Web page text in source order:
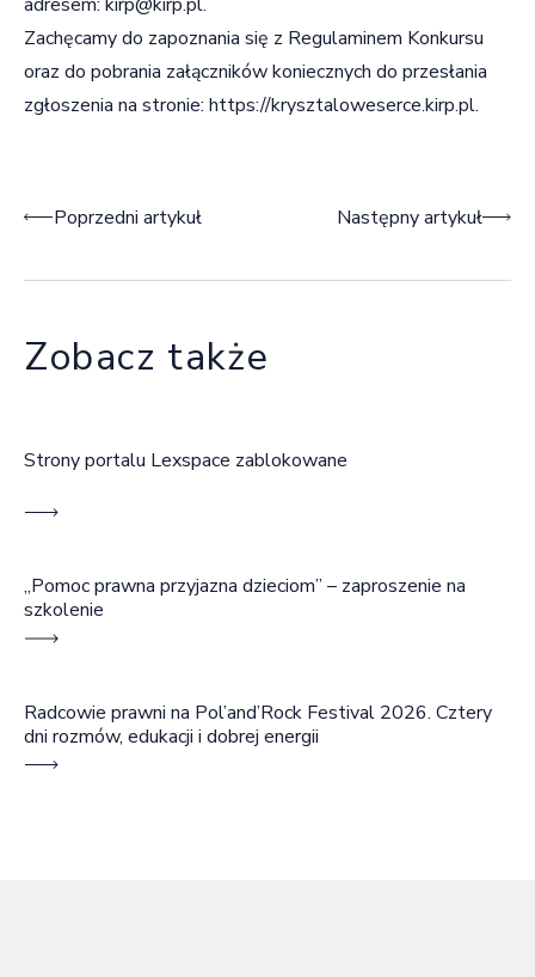
Zachęcamy do zapoznania się z Regulaminem Konkursu
oraz do pobrania załączników koniecznych do przesłania
zgłoszenia na stronie: https://krysztaloweserce.kirp.pl.
Nawigacja wpisu
Poprzedni artykuł Następny artykuł
Zobacz także
Strony portalu Lexspace zablokowane
„Pomoc prawna przyjazna dzieciom” – zaproszenie na
szkolenie
Radcowie prawni na Pol’and’Rock Festival 2026. Cztery
dni rozmów, edukacji i dobrej energii